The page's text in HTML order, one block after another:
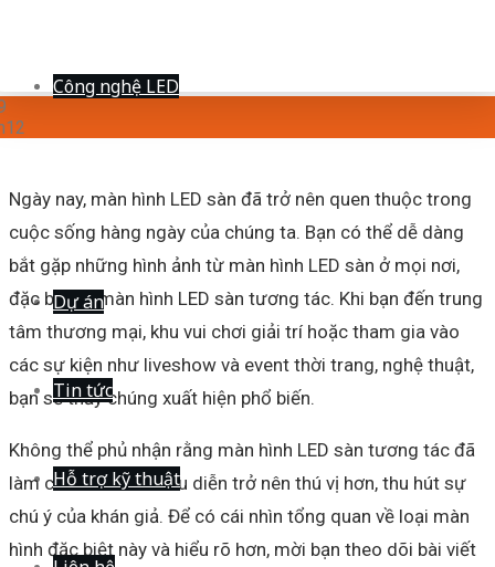
Công nghệ LED
Dự án
Tin tức
Hỗ trợ kỹ thuật
Ngày nay, màn hình LED sàn đã trở nên quen thuộc trong
cuộc sống hàng ngày của chúng ta. Bạn có thể dễ dàng
bắt gặp những hình ảnh từ màn hình LED sàn ở mọi nơi,
đặc biệt là màn hình LED sàn tương tác. Khi bạn đến trung
tâm thương mại, khu vui chơi giải trí hoặc tham gia vào
các sự kiện như liveshow và event thời trang, nghệ thuật,
bạn sẽ thấy chúng xuất hiện phổ biến.
Không thể phủ nhận rằng màn hình LED sàn tương tác đã
làm cho các buổi biểu diễn trở nên thú vị hơn, thu hút sự
chú ý của khán giả. Để có cái nhìn tổng quan về loại màn
hình đặc biệt này và hiểu rõ hơn, mời bạn theo dõi bài viết